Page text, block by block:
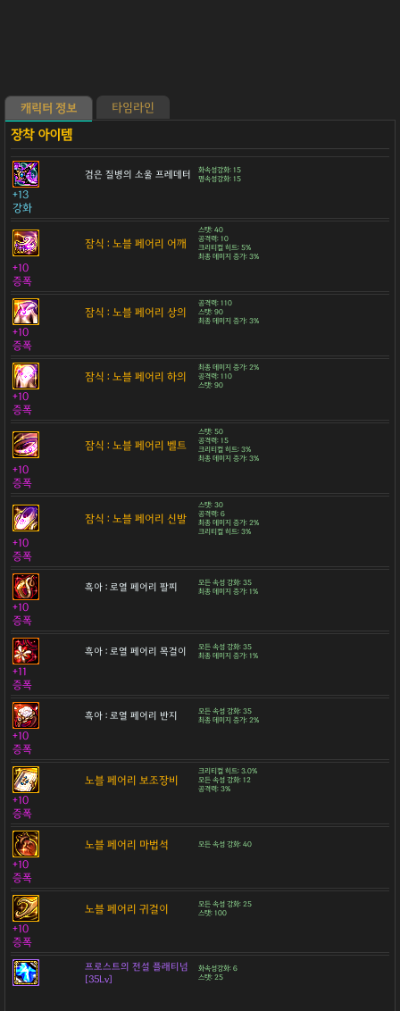
캐릭터 정보 타임라인
검은 질병의 소울 프레데터
화속성강화: 15
명속성강화: 15
+13
강화
잠식 : 노블 페어리 어깨
스탯: 40
공격력: 10
크리티컬 히트: 5%
최종 데미지 증가: 3%
+10
증폭
잠식 : 노블 페어리 상의
공격력: 110
스탯: 90
최종 데미지 증가: 3%
+10
증폭
잠식 : 노블 페어리 하의
최종 데미지 증가: 2%
공격력: 110
스탯: 90
+10
증폭
잠식 : 노블 페어리 벨트
스탯: 50
공격력: 15
크리티컬 히트: 3%
최종 데미지 증가: 3%
+10
증폭
잠식 : 노블 페어리 신발
스탯: 30
공격력: 6
최종 데미지 증가: 2%
크리티컬 히트: 3%
+10
증폭
흑아 : 로열 페어리 팔찌
모든 속성 강화: 35
최종 데미지 증가: 1%
+10
증폭
흑아 : 로열 페어리 목걸이
모든 속성 강화: 35
최종 데미지 증가: 1%
+11
증폭
흑아 : 로열 페어리 반지
모든 속성 강화: 35
최종 데미지 증가: 2%
+10
증폭
노블 페어리 보조장비
크리티컬 히트: 3.0%
모든 속성 강화: 12
공격력: 3%
+10
증폭
노블 페어리 마법석 모든 속성 강화: 40
+10
증폭
노블 페어리 귀걸이
모든 속성 강화: 25
스탯: 100
+10
증폭
프로스트의 전설 플래티넘
[35Lv]
화속성강화: 6
스탯: 25